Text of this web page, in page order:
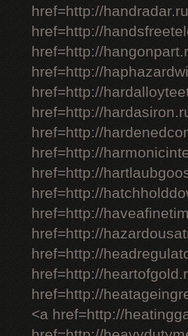
href=http://
href=http://
href=http://
href=http://
href=http://
href=http://
href=http://
href=http://
href=http://
href=http://
href=http://
href=http://
href=http://
href=http://
href=http://
<a href=http://